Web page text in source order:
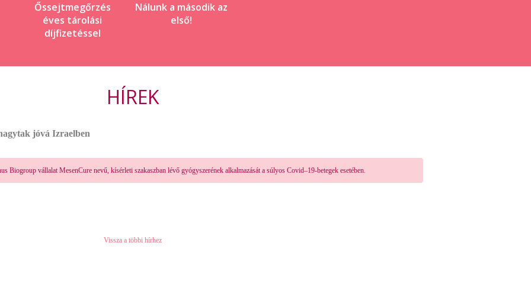
Őssejtmegőrzés
éves tárolási
díjfizetéssel
Nálunk a második az
első!
HÍREK
jóvá Izraelben
Biogroup vállalat MesenCure nevű, kísérleti szakaszban lévő gyógyszerének alkalmazását a súlyos Covid–19-betegek esetében.
Vissza a többi hírhez